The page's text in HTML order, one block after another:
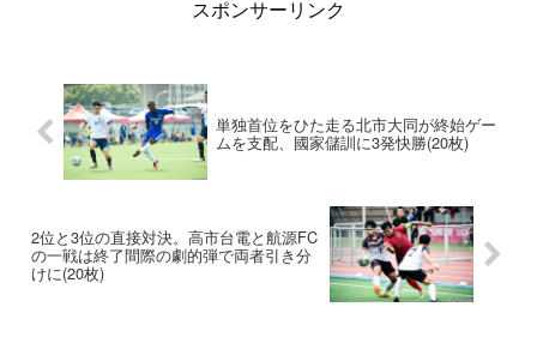
スポンサーリンク
単独首位をひた走る北市大同が終始ゲー
ムを支配、國家儲訓に3発快勝(20枚)
2位と3位の直接対決。高市台電と航源FC
の一戦は終了間際の劇的弾で両者引き分
けに(20枚)